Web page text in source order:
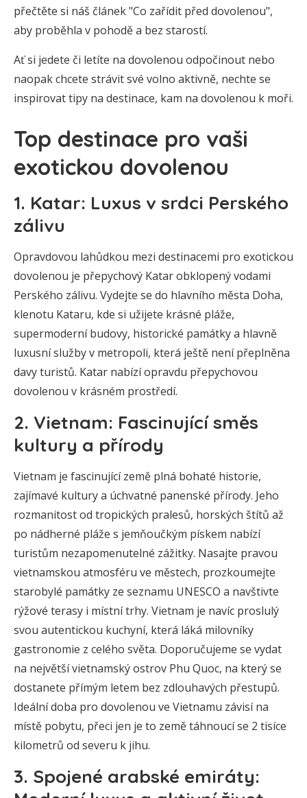
přečtěte si náš článek "Co zařídit před dovolenou",
aby proběhla v pohodě a bez starostí.
Ať si jedete či letíte na dovolenou odpočinout nebo
naopak chcete strávit své volno aktivně, nechte se
inspirovat tipy na destinace, kam na dovolenou k moři.
Top destinace pro vaši
exotickou dovolenou
1. Katar: Luxus v srdci Perského
zálivu
Opravdovou lahůdkou mezi destinacemi pro exotickou
dovolenou je přepychový Katar obklopený vodami
Perského zálivu. Vydejte se do hlavního města Doha,
klenotu Kataru, kde si užijete krásné pláže,
supermoderní budovy, historické památky a hlavně
luxusní služby v metropoli, která ještě není přeplněna
davy turistů. Katar nabízí opravdu přepychovou
dovolenou v krásném prostředí.
2. Vietnam: Fascinující směs
kultury a přírody
Vietnam je fascinující země plná bohaté historie,
zajímavé kultury a úchvatné panenské přírody. Jeho
rozmanitost od tropických pralesů, horských štítů až
po nádherné pláže s jemňoučkým pískem nabízí
turistům nezapomenutelné zážitky. Nasajte pravou
vietnamskou atmosféru ve městech, prozkoumejte
starobylé památky ze seznamu UNESCO a navštivte
rýžové terasy i místní trhy. Vietnam je navíc proslulý
svou autentickou kuchyní, která láká milovníky
gastronomie z celého světa. Doporučujeme se vydat
na největší vietnamský ostrov Phu Quoc, na který se
dostanete přímým letem bez zdlouhavých přestupů.
Ideální doba pro dovolenou ve Vietnamu závisí na
místě pobytu, přeci jen je to země táhnoucí se 2 tisíce
kilometrů od severu k jihu.
3. Spojené arabské emiráty: